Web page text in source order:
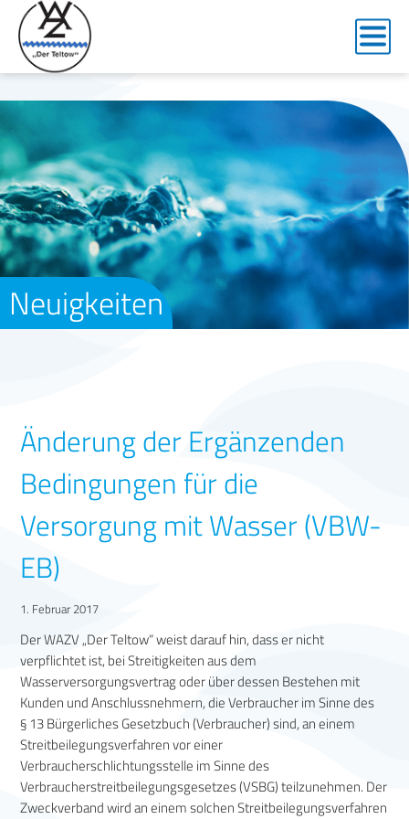
Neuigkeiten
Änderung der Ergänzenden
Bedingungen für die
Versorgung mit Wasser (VBW-
EB)
1. Februar 2017
Der WAZV „Der Teltow“ weist darauf hin, dass er nicht
verpflichtet ist, bei Streitigkeiten aus dem
Wasserversorgungsvertrag oder über dessen Bestehen mit
Kunden und Anschlussnehmern, die Verbraucher im Sinne des
§ 13 Bürgerliches Gesetzbuch (Verbraucher) sind, an einem
Streitbeilegungsverfahren vor einer
Verbraucherschlichtungsstelle im Sinne des
Verbraucherstreitbeilegungsgesetzes (VSBG) teilzunehmen. Der
Zweckverband wird an einem solchen Streitbeilegungsverfahren